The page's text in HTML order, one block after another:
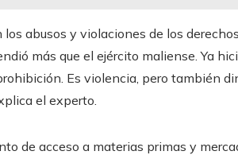
los abusos y violaciones de los
más que el ejército maliense. Ya
Es violencia, pero también
el experto.
de acceso a materias primas y